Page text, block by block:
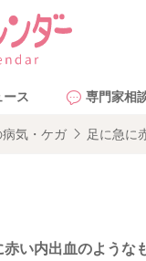
ース 専門家相
気・ケガ 足に急に
赤い内出血のような